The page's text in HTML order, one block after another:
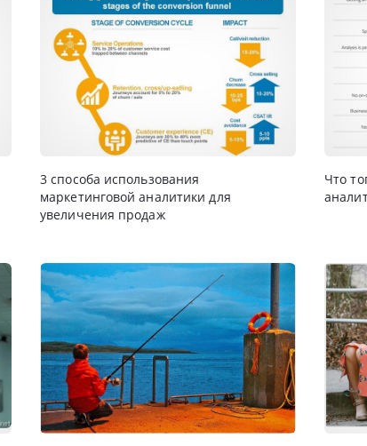
3 способа использования
маркетинговой аналитики для
увеличения продаж
Что